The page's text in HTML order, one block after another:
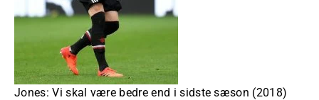
Jones: Vi skal være bedre end i sidste sæson (2018)